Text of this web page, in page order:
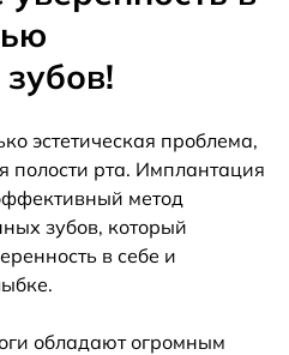
эстетическая проблема,
полости рта. Имплантация
метод
зубов, который
в себе и
обладают огромным